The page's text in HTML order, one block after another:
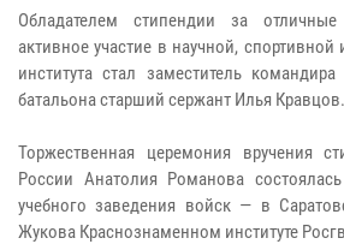
Обладателем стипендии за
активное участие в научной,
института стал заместитель
батальона старший сержант Илья Кравцов.
Торжественная церемония вручения
России Анатолия Романова
учебного заведения войск — в
Жукова Краснознаменном институте